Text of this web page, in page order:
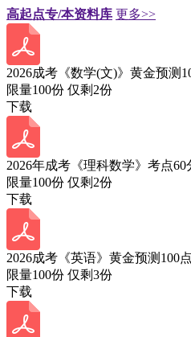
高起点专/本资料库 更多>>
2026成考《数学(文)》黄金预测
限量100份 仅剩 2份
下载
2026年成考《理科数学》考点60
限量100份 仅剩 2份
下载
2026成考《英语》黄金预测100点
限量100份 仅剩3份
下载